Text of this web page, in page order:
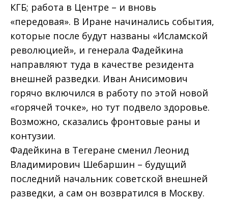
КГБ; работа в Центре – и вновь
«передовая». В Иране начинались события,
которые после будут названы «Исламской
революцией», и генерала Фадейкина
направляют туда в качестве резидента
внешней разведки. Иван Анисимович
горячо включился в работу по этой новой
«горячей точке», но тут подвело здоровье.
Возможно, сказались фронтовые раны и
контузии.
Фадейкина в Тегеране сменил Леонид
Владимирович Шебаршин – будущий
последний начальник советской внешней
разведки, а сам он возвратился в Москву.